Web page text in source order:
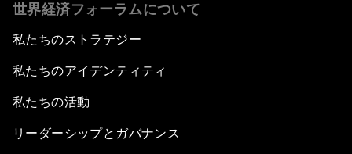
世界経済フォーラムについて
私たちのストラテジー
私たちのアイデンティティ
私たちの活動
リーダーシップとガバナンス